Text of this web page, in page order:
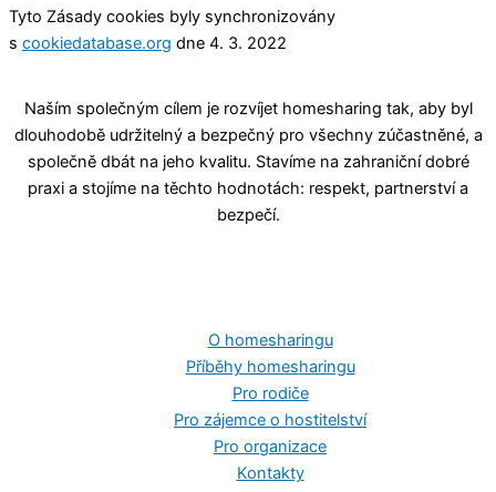
Tyto Zásady cookies byly synchronizovány
s cookiedatabase.org dne 4. 3. 2022
Naším společným cílem je rozvíjet homesharing tak, aby byl
dlouhodobě udržitelný a bezpečný pro všechny zúčastněné, a
společně dbát na jeho kvalitu. Stavíme na zahraniční dobré
praxi a stojíme na těchto hodnotách: respekt, partnerství a
bezpečí.
O homesharingu
Příběhy homesharingu
Pro rodiče
Pro zájemce o hostitelství
Pro organizace
Kontakty